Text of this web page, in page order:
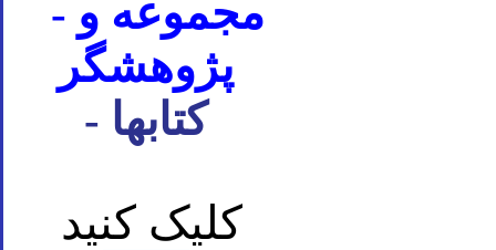
- مجموعه و
پژوهشگر
- کتابها
کلیک کنید